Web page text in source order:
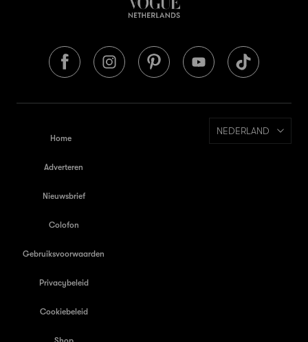
Home
Adverteren
Nieuwsbrief
Colofon
Gebruiksvoorwaarden
Privacybeleid
Cookiebeleid
NEDERLAND